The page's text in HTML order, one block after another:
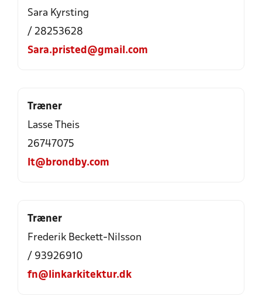
Sara Kyrsting
/ 28253628
Sara.pristed@gmail.com
Træner
Lasse Theis
26747075
lt@brondby.com
Træner
Frederik Beckett-Nilsson
/ 93926910
fn@linkarkitektur.dk